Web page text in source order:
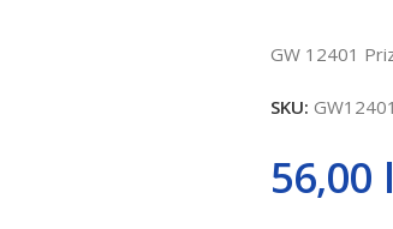
GW 12401
SKU: GW12401
56,00